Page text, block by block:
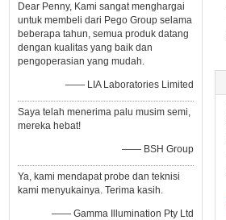
Dear Penny, Kami sangat menghargai
untuk membeli dari Pego Group selama
beberapa tahun, semua produk datang
dengan kualitas yang baik dan
pengoperasian yang mudah.
—— LIA Laboratories Limited
Saya telah menerima palu musim semi,
mereka hebat!
—— BSH Group
Ya, kami mendapat probe dan teknisi
kami menyukainya. Terima kasih.
—— Gamma Illumination Pty Ltd